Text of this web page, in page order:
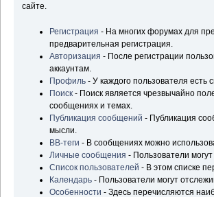
сайте.
Регистрация - На многих форумах для
предварительная регистрация.
Авторизация - После регистрации
аккаунтам.
Профиль - У каждого пользователя есть
Поиск - Поиск является чрезвычайно
сообщениях и темах.
Публикация сообщений - Публикация
мысли.
BB-теги - В сообщениях можно
Личные сообщения - Пользователи
Список пользователей - В этом списке
Календарь - Пользователи могут
Особенности - Здесь перечисляются